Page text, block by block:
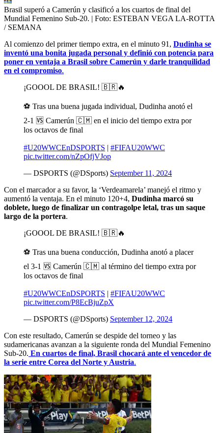
Brasil superó a Camerún y clasificó a los cuartos de final del
Mundial Femenino Sub-20. | Foto: ESTEBAN VEGA LA-ROTTA
/ SEMANA
Al comienzo del primer tiempo extra, en el minuto 91, Dudinha se
inventó una bonita jugada personal y definió con potencia para
poner en ventaja a Brasil sobre Camerún y darle tranquilidad
en el compromiso.
¡GOOOL DE BRASIL! 🇧🇷🔥
⚽ Tras una buena jugada individual, Dudinha anotó el
2-1 🆚 Camerún 🇨🇲 en el inicio del tiempo extra por
los octavos de final
#U20WWCEnDSPORTS | #FIFAU20WWC
pic.twitter.com/nZpOfjVJop
— DSPORTS (@DSports) September 11, 2024
Con el marcador a su favor, la ‘Verdeamarela’ manejó el ritmo y
aumentó la ventaja. En el minuto 120+4, Dudinha marcó su
doblete, luego de finalizar un contragolpe letal, tras un saque
largo de la portera.
¡GOOOL DE BRASIL! 🇧🇷🔥
⚽ Tras una buena conducción, Dudinha anotó a placer
el 3-1 🆚 Camerún 🇨🇲 al término del tiempo extra por
los octavos de final
#U20WWCEnDSPORTS | #FIFAU20WWC
pic.twitter.com/P8EcBjuZpX
— DSPORTS (@DSports) September 12, 2024
Con este resultado, Camerún se despide del torneo y las
sudamericanas avanzan a la siguiente ronda del Mundial Femenino
Sub-20. En cuartos de final, Brasil chocará ante el vencedor de
la serie entre Corea del Norte y Austria.